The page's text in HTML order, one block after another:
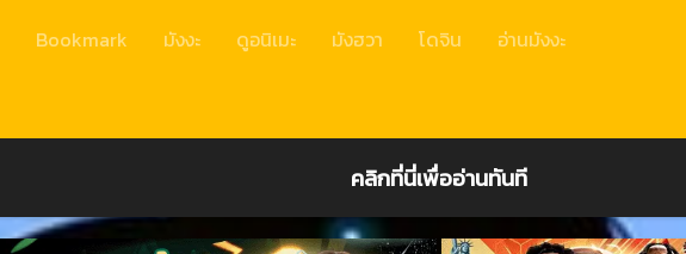
Bookmark มังงะ ดูอนิเมะ มังฮวา โดจิน อ่านมังงะ
คลิกที่นี่เพื่ออ่านทันที